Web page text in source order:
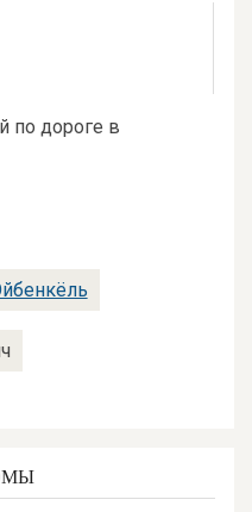
по дороге в